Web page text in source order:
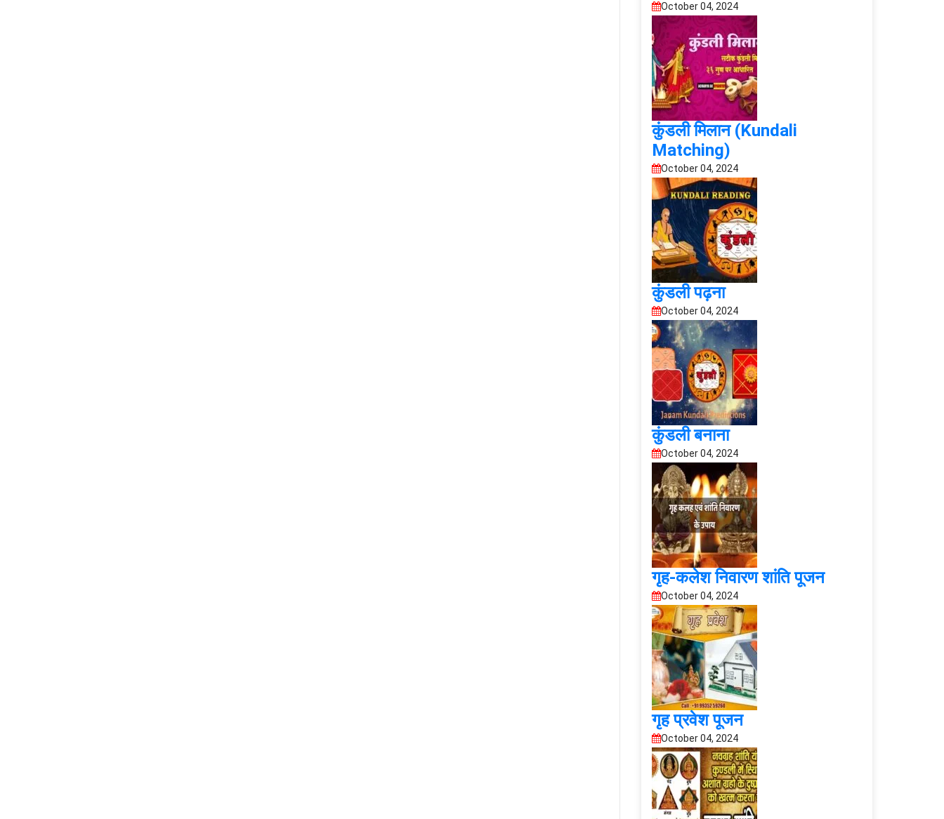
October 04, 2024
कुंडली मिलान (Kundali
Matching)
October 04, 2024
कुंडली पढ़ना
October 04, 2024
कुंडली बनाना
October 04, 2024
गृह-कलेश निवारण शांति पूजन
October 04, 2024
गृह प्रवेश पूजन
October 04, 2024